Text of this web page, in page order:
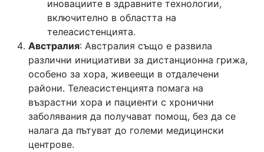
иновациите в здравните технологии,
включително в областта на
телеасистенцията.
Австралия: Австралия също е развила
различни инициативи за дистанционна грижа,
особено за хора, живеещи в отдалечени
райони. Телеасистенцията помага на
възрастни хора и пациенти с хронични
заболявания да получават помощ, без да се
налага да пътуват до големи медицински
центрове.